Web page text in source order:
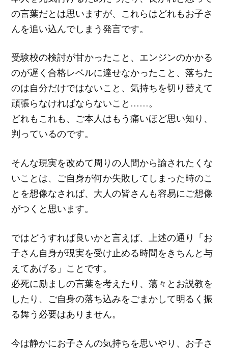
の言葉だとは思いますが、これらはどれもお子さ
んを追い込んでしまう発言です。
受験校の検討が甘かったこと、エンジンのかかる
のが遅く合格レベルに達せなかったこと、落ちた
のは自分だけではないこと、気持ちを切り替えて
頑張らなければならないこと……。
どれもこれも、ご本人はもう痛いほど思い知り、
判っているのです。
そんな現実を改めて周りの人間から諭されたくな
いことは、ご自身が何か失敗してしまった時のこ
とを想像なされば、大人の皆さんも容易にご想像
がつくと思います。
ではどうすれば良いかと言えば、上述の通り「お
子さん自身が現実を受け止める時間をきちんと与
えてあげる」ことです。
必死に励ましの言葉を考えたり、蕩々とお説教を
したり、ご自身の落ち込みをごまかして明るく振
る舞う必要はありません。
今は静かにお子さんの気持ちを思いやり、お子さ